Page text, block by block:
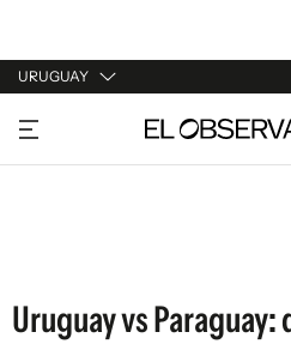
URUGUAY
URUGUAY
ARGENTINA
Uruguay vs